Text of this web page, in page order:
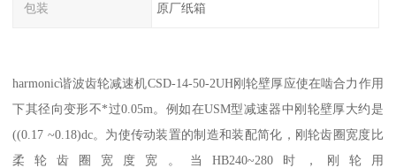
包装 原厂纸箱
harmonic谐波齿轮减速机CSD-14-50-2UH刚轮壁厚应使在啮合力作用
下其径向变形不*过0.05m。例如在USM型减速器中刚轮壁厚大约是
((0.17 ~0.18)dc。为使传动装置的制造和装配简化，刚轮齿圈宽度比
柔轮齿圈宽度宽。当HB240~280时，刚轮用